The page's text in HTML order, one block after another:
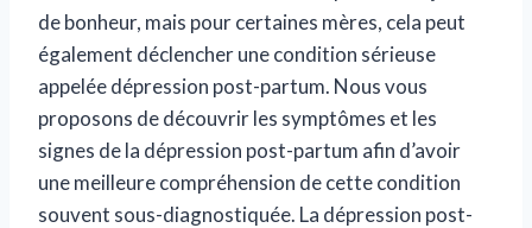
de bonheur, mais pour certaines mères, cela peut
également déclencher une condition sérieuse
appelée dépression post-partum. Nous vous
proposons de découvrir les symptômes et les
signes de la dépression post-partum afin d’avoir
une meilleure compréhension de cette condition
souvent sous-diagnostiquée. La dépression post-